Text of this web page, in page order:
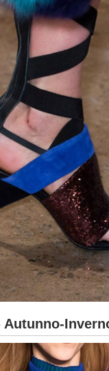
Autunno-